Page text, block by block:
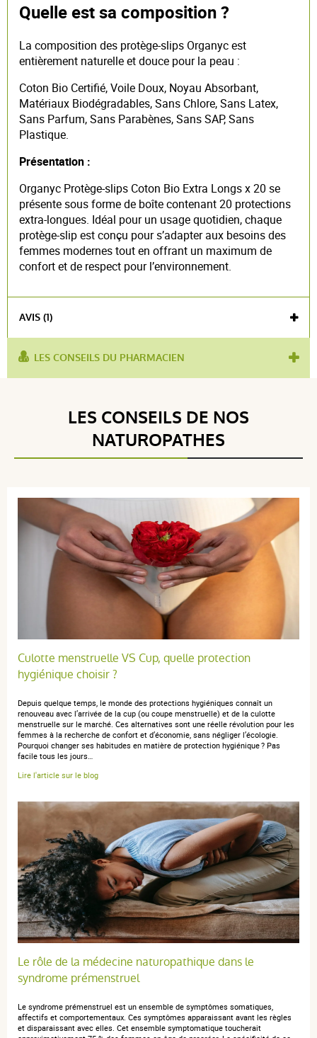
Quelle est sa composition ?
La composition des protège-slips Organyc est
entièrement naturelle et douce pour la peau :
Coton Bio Certifié, Voile Doux, Noyau Absorbant,
Matériaux Biodégradables, Sans Chlore, Sans Latex,
Sans Parfum, Sans Parabènes, Sans SAP, Sans
Plastique.
Présentation :
Organyc Protège-slips Coton Bio Extra Longs x 20 se
présente sous forme de boîte contenant 20 protections
extra-longues. Idéal pour un usage quotidien, chaque
protège-slip est conçu pour s’adapter aux besoins des
femmes modernes tout en offrant un maximum de
confort et de respect pour l’environnement.
AVIS (1)
Avis soumis à un contrôle
4 / 5
5 étoiles
0
4 étoiles
1
3 étoiles
0
2 étoiles
1 étoile
anonymous a.publié le 21 juillet 2017 suite à une commande du
13 juillet 2017
4 / 5
LES CONSEILS DU PHARMACIEN
LES CONSEILS DE NOS
NATUROPATHES
Culotte menstruelle VS Cup, quelle protection
hygiénique choisir ?
Depuis quelque temps, le monde des protections hygiéniques connaît un
renouveau avec l’arrivée de la cup (ou coupe menstruelle) et de la culotte
menstruelle sur le marché. Ces alternatives sont une réelle révolution pour les
femmes à la recherche de confort et d’économie, sans négliger l’écologie.
Pourquoi changer ses habitudes en matière de protection hygiénique ? Pas
facile tous les jours…
Lire l'article sur le blog
Le rôle de la médecine naturopathique dans le
syndrome prémenstruel
Le syndrome prémenstruel est un ensemble de symptômes somatiques,
affectifs et comportementaux. Ces symptômes apparaissant avant les règles
et disparaissant avec elles. Cet ensemble symptomatique toucherait